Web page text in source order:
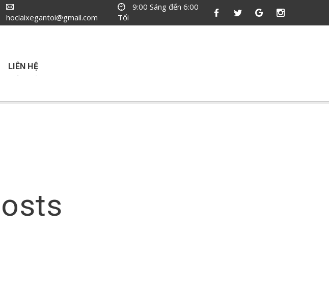
hoclaixegantoi@gmail.com
9:00 Sáng đến 6:00
Tối
LIÊN HỆ